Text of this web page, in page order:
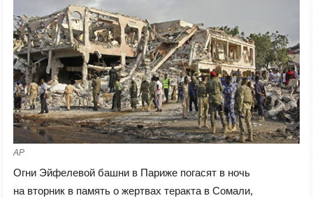
AP
Огни Эйфелевой башни в Париже погасят в ночь
на вторник в память о жертвах теракта в Сомали,